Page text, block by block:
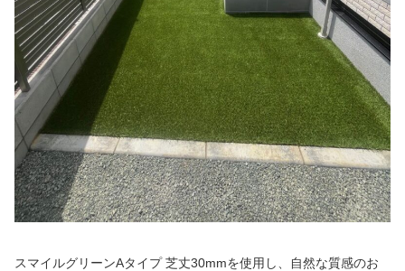
スマイルグリーンAタイプ 芝丈30mmを使用し、自然な質感のお